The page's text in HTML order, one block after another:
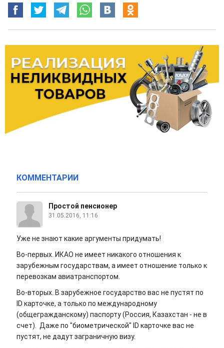
КОММЕНТАРИИ
Простой пенсионер
31.05.2016, 11:16
Уже не знают какие аргументы придумать!
Во-первых. ИКАО не имеет никакого отношения к
зарубежным государствам, а имеет отношение только к
перевозкам авиатранспортом.
Во-вторых. В зарубежное государство вас не пустят по
ID карточке, а только по международному
(общегражданскому) паспорту (Россия, Казахстан - не в
счет). Даже по "биометрической" ID карточке вас не
пустят, не дадут заграничную визу.